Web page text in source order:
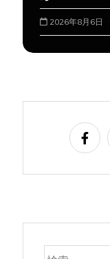
2026年8月6日